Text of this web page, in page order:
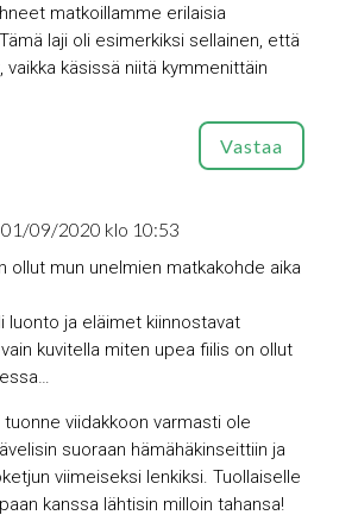
matkoillamme erilaisia
laji oli esimerkiksi sellainen, että
vaikka käsissä niitä kymmenittäin
Vastaa
01/09/2020 klo 10:53
ollut mun unelmien matkakohde aika
luonto ja eläimet kiinnostavat
kuvitella miten upea fiilis on ollut
viidakkoon varmasti ole
suoraan hämähäkinseittiin ja
viimeiseksi lenkiksi. Tuollaiselle
kanssa lähtisin milloin tahansa!